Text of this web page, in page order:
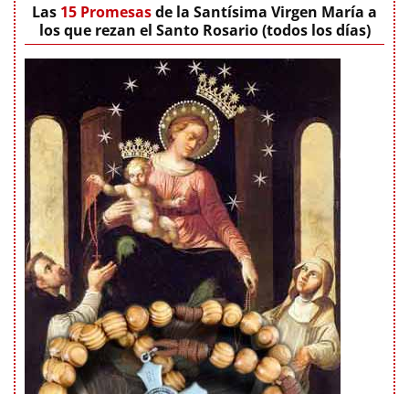
Las 15 Promesasde la Santísima Virgen María a
los que rezan el Santo Rosario (todos los días)